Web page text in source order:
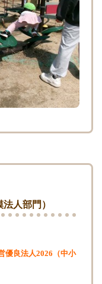
人部門）
優良法人2026（中小